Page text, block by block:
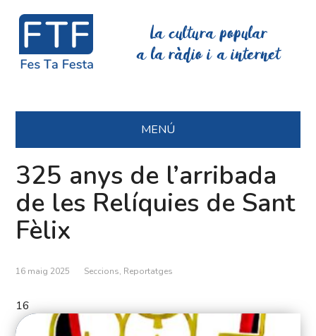
La cultura popular
a la ràdio i a internet
MENÚ
325 anys de l’arribada
de les Relíquies de Sant
Fèlix
16 maig 2025 Seccions, Reportatges
16